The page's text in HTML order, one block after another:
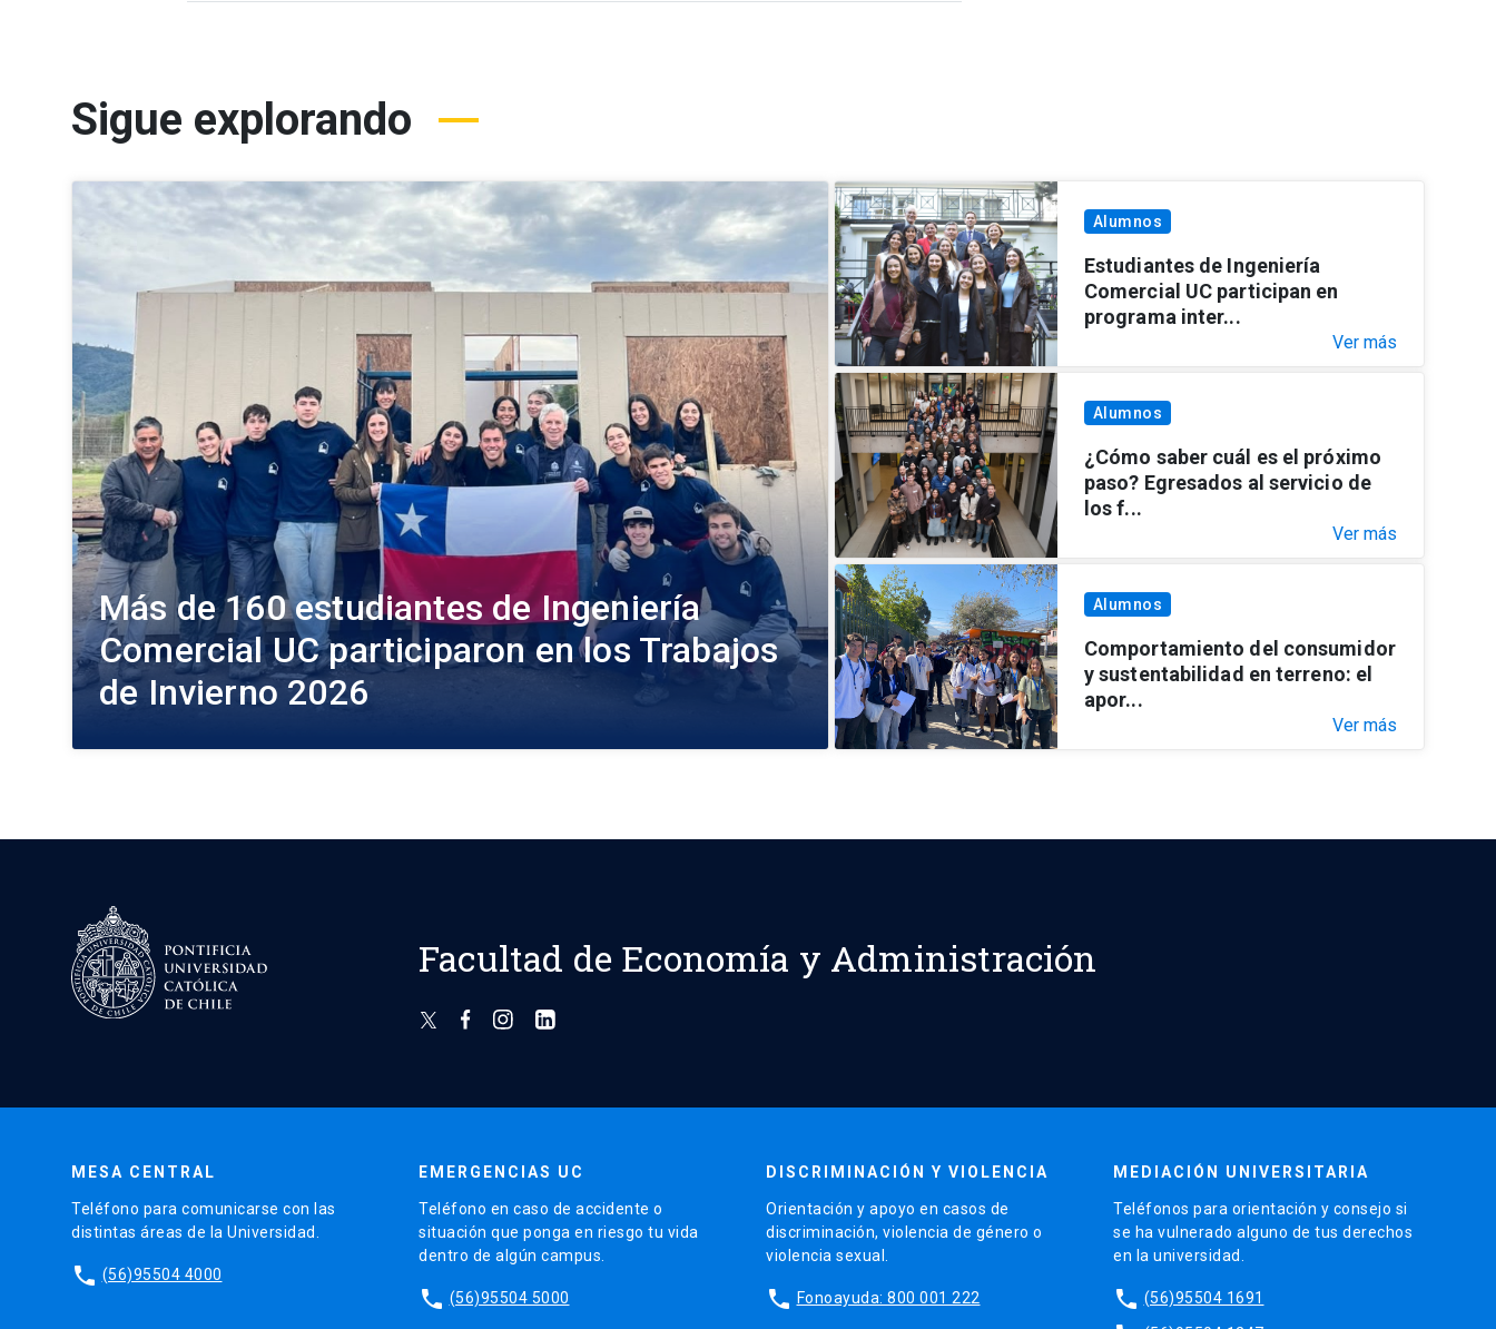
Sigue explorando
Más de 160 estudiantes de Ingeniería
Comercial UC participaron en los Trabajos
de Invierno 2026
Alumnos
Estudiantes de Ingeniería
Comercial UC participan en
programa inter...
Ver más
Alumnos
¿Cómo saber cuál es el próximo
paso? Egresados al servicio de
los f...
Ver más
Alumnos
Comportamiento del consumidor
y sustentabilidad en terreno: el
apor...
Ver más
Facultad de Economía y Administración
MESA CENTRAL
Teléfono para comunicarse con las
distintas áreas de la Universidad.
phone (56)95504 4000
EMERGENCIAS UC
Teléfono en caso de accidente o
situación que ponga en riesgo tu vida
dentro de algún campus.
phone (56)95504 5000
DISCRIMINACIÓN Y VIOLENCIA
Orientación y apoyo en casos de
discriminación, violencia de género o
violencia sexual.
phone Fonoayuda: 800 001 222
MEDIACIÓN UNIVERSITARIA
Teléfonos para orientación y consejo si
se ha vulnerado alguno de tus derechos
en la universidad.
phone (56)95504 1691